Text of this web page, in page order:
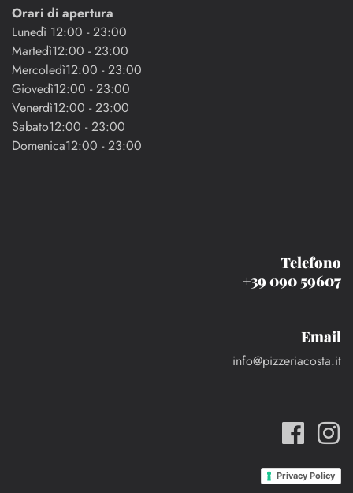
Orari di apertura
Lunedì 12:00 - 23:00
Martedì12:00 - 23:00
Mercoledì12:00 - 23:00
Giovedì12:00 - 23:00
Venerdì12:00 - 23:00
Sabato12:00 - 23:00
Domenica12:00 - 23:00
Telefono
+39 090 59607
Email
info@pizzeriacosta.it
Privacy Policy